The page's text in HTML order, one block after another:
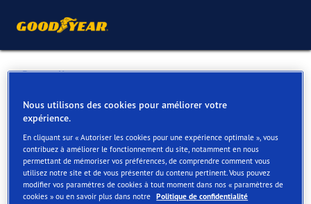
Retour liste
GEBR MERCKX NV
Services disponibles en ligne et en magasin
Contact Services
Nous utilisons des cookies pour améliorer votre
expérience.
En cliquant sur « Autoriser les cookies pour une expérience optimale », vous
contribuez à améliorer le fonctionnement du site, notamment en nous
permettant de mémoriser vos préférences, de comprendre comment vous
utilisez notre site et de vous présenter du contenu pertinent. Vous pouvez
modifier vos paramètres de cookies à tout moment dans nos « paramètres de
cookies » ou en savoir plus dans notre Politique de confidentialité